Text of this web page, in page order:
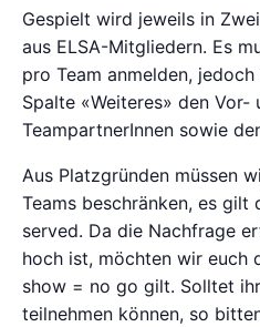
Gespielt wird jeweils in
aus ELSA-Mitgliedern. Es
pro Team anmelden,
Spalte «Weiteres» den Vor-
TeampartnerInnen sowie
Aus Platzgründen müssen
Teams beschränken, es
served. Da die Nachfrage
hoch ist, möchten wir euch
show = no go gilt. Solltet
teilnehmen können, so